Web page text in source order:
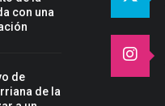
con una
de
de la